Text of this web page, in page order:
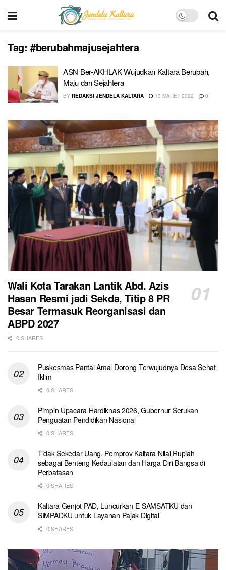
Tag: #berubahmajusejahtera
ASN Ber-AKHLAK Wujudkan Kaltara Berubah,
Maju dan Sejahtera
BY REDAKSI JENDELA KALTARA 13 MARET 2022 0
Wali Kota Tarakan Lantik Abd. Azis
Hasan Resmi jadi Sekda, Titip 8 PR
Besar Termasuk Reorganisasi dan
ABPD 2027
0 SHARES
Puskesmas Pantai Amal Dorong Terwujudnya Desa Sehat
Iklim
0 SHARES
Pimpin Upacara Hardiknas 2026, Gubernur Serukan
Penguatan Pendidikan Nasional
0 SHARES
Tidak Sekedar Uang, Pemprov Kaltara Nilai Rupiah
sebagai Benteng Kedaulatan dan Harga Diri Bangsa di
Perbatasan
0 SHARES
Kaltara Genjot PAD, Luncurkan E-SAMSATKU dan
SIMPADKU untuk Layanan Pajak Digital
0 SHARES